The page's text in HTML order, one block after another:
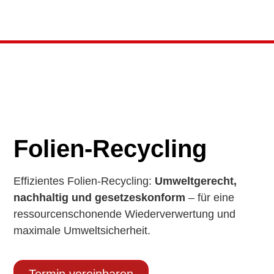
Folien-Recycling
Effizientes Folien-Recycling: Umweltgerecht,
nachhaltig und gesetzeskonform – für eine
ressourcenschonende Wiederverwertung und
maximale Umweltsicherheit.